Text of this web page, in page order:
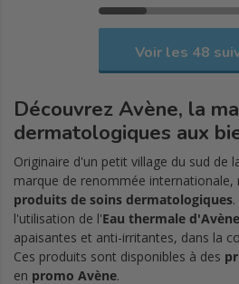
Voir les 48
DécouvrezAvène, la
dermatologiques aux
Originaire d'un petit village du sud de
marque de renommée internationale,
produits de soins dermatologiques
l'utilisation de l'Eau thermale d'Avène
apaisantes et anti-irritantes, dans la
Ces produits sont disponibles à des
en promo Avène.